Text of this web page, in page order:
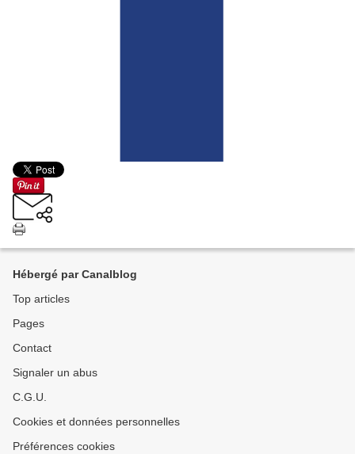
Hébergé par Canalblog
Top articles
Pages
Contact
Signaler un abus
C.G.U.
Cookies et données personnelles
Préférences cookies